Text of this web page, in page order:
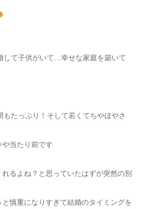
て子供がいて…幸せな家庭を築いて
たっぷり！そして若くてちやほやさ
当たり前です
るよね？と思っていたはずが突然の別
慎重になりすぎて結婚のタイミングを